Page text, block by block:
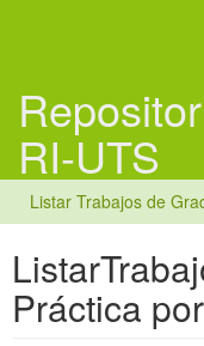
RI-UTS
Listar Trabajos de
Práctica